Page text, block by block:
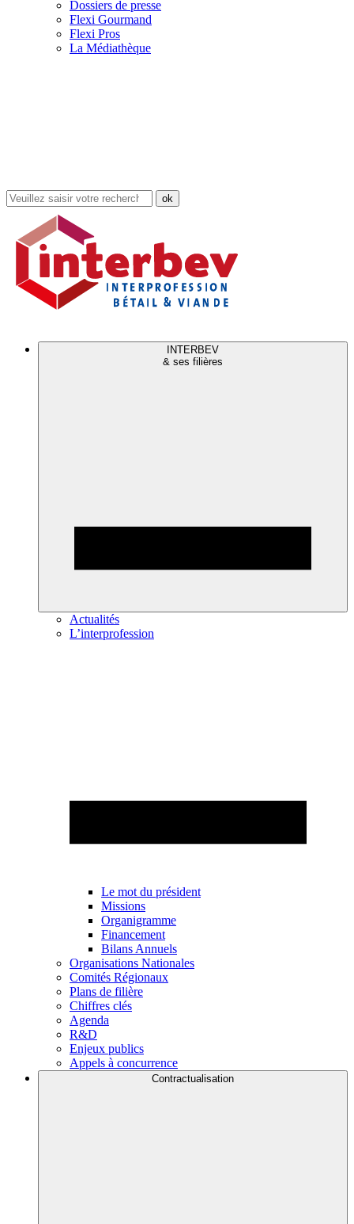
Dossiers de presse
Flexi Gourmand
Flexi Pros
La Médiathèque
Rechercher
dans
site
INTERBEV
& ses filières
Actualités
L’interprofession
Le mot du président
Missions
Organigramme
Financement
Bilans Annuels
Organisations Nationales
Comités Régionaux
Plans de filière
Chiffres clés
Agenda
R&D
Enjeux publics
Appels à concurrence
Contractualisation